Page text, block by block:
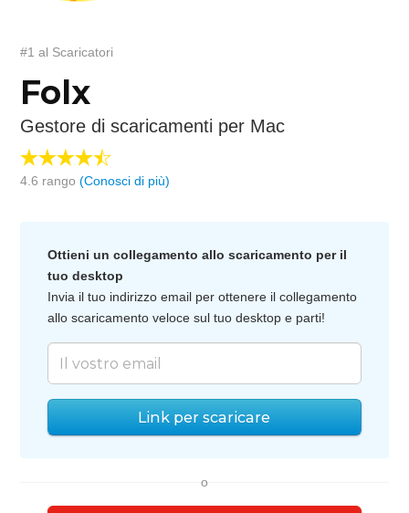
#1 al Scaricatori
Folx
Gestore di scaricamenti per Mac
4.6 rango (Conosci di più)
Ottieni un collegamento allo scaricamento per il
tuo desktop
Invia il tuo indirizzo email per ottenere il collegamento
allo scaricamento veloce sul tuo desktop e parti!
Link per scaricare
o